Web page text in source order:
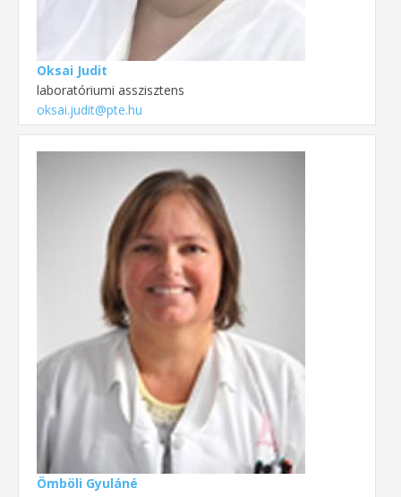
Oksai Judit
laboratóriumi asszisztens
oksai.judit@pte.hu
Ömböli Gyuláné